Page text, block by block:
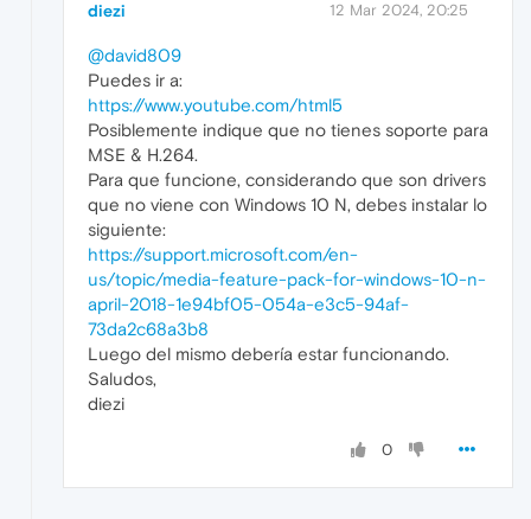
diezi 12 Mar 2024, 20:25
@david809
Puedes ir a:
https://www.youtube.com/html5
Posiblemente indique que no tienes soporte para
MSE & H.264.
Para que funcione, considerando que son drivers
que no viene con Windows 10 N, debes instalar lo
siguiente:
https://support.microsoft.com/en-
us/topic/media-feature-pack-for-windows-10-n-
april-2018-1e94bf05-054a-e3c5-94af-
73da2c68a3b8
Luego del mismo debería estar funcionando.
Saludos,
diezi
0